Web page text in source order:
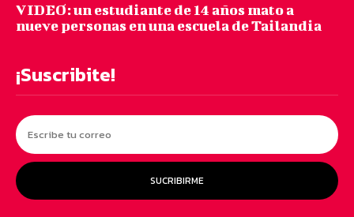
VIDEO: un estudiante de 14 años mato a
nueve personas en una escuela de Tailandia
¡Suscribite!
SUCRIBIRME